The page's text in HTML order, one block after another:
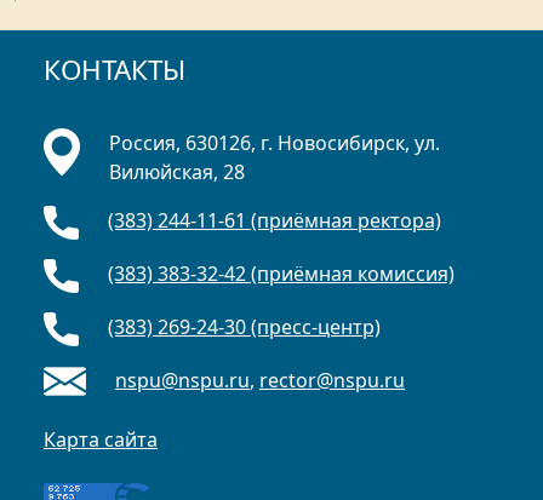
КОНТАКТЫ
Россия, 630126, г. Новосибирск, ул.
Вилюйская, 28
(383) 244-11-61 (приёмная ректора)
(383) 383-32-42 (приёмная комиссия)
(383) 269-24-30 (пресс-центр)
nspu@nspu.ru, rector@nspu.ru
Карта сайта